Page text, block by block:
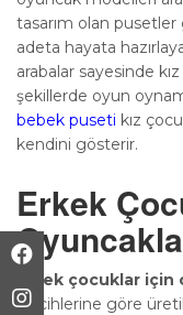
tasarım olan
adeta hayata
arabalar sayesinde
şekillerde oyun
bebek puseti kız
kendini gösterir.
Erkek
Erkek çocuklar için
tercihlerine göre